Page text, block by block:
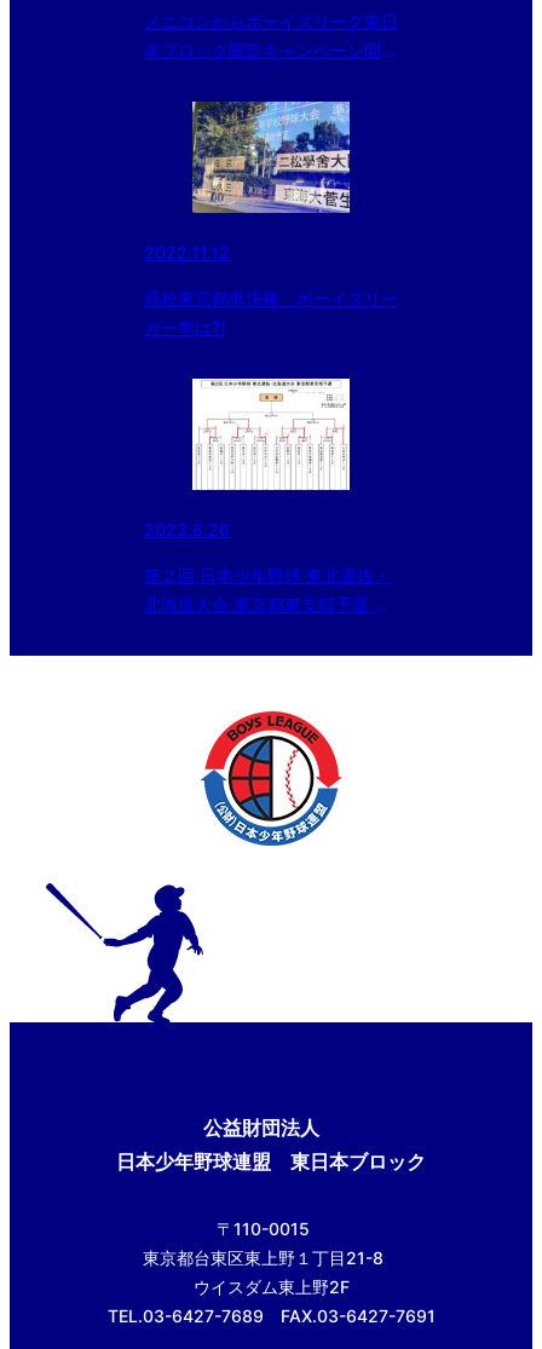
メニコンからボーイズリーグ東日
本ブロック限定キャンペーン開催
2022.11.12
高校東京都準決勝 ボーイズリー
ガー率は⁈
2023.6.26
第２回 日本少年野球 東北選抜・
北海道大会 東京都東支部予選 二
公益財団法人
日本少年野球連盟 東日本ブロック
〒110-0015
東京都台東区東上野１丁目21-8
ウイスダム東上野2F
TEL.03-6427-7689 FAX.03-6427-7691